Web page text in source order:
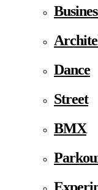
Dance
Street
BMX